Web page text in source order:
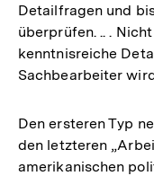
Detailfragen und
überprüfen. .. .
kenntnisreiche
Sachbearbeiter
Den ersteren Typ
den letzteren
amerikanischen